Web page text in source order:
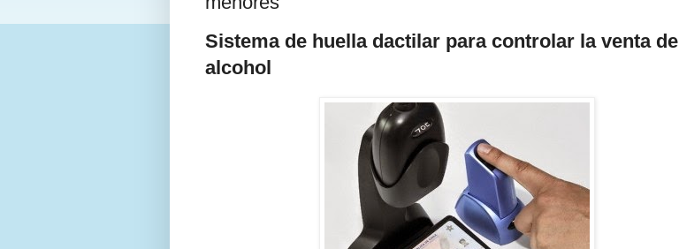
Sistema de huella dactilar para controlar la venta de
alcohol